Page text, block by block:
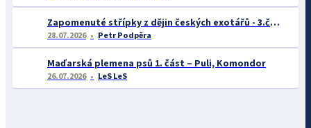
Zapomenuté střípky z dějin českých exotářů - 3.část
28.07.2026 Petr Podpěra
Maďarská plemena psů 1. část – Puli, Komondor
26.07.2026 LeS LeS